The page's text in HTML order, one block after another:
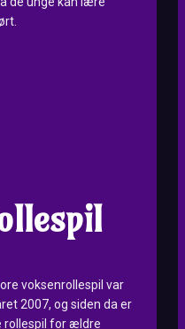
voksenrollespil var
2007, og siden da er
rollespil for ældre